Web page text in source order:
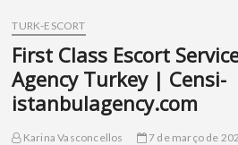
TURK-ESCORT
First Class Escort
Agency Turkey | Censi-
istanbulagency.com
Karina Vasconcellos 7 de março de